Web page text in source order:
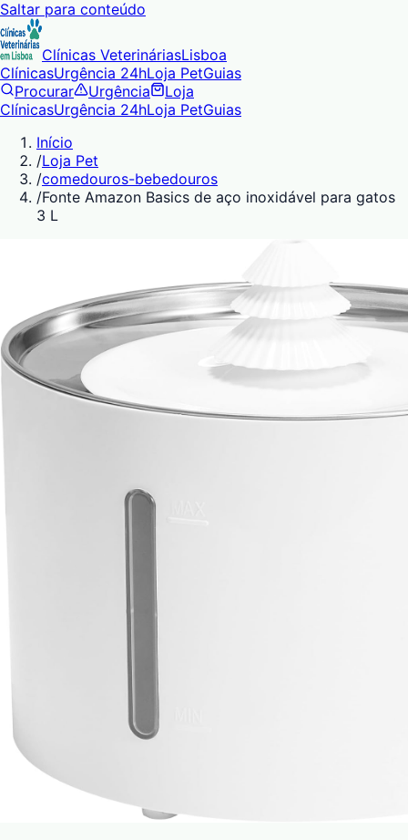
Saltar para conteúdo
Clínicas VeterináriasLisboa
ClínicasUrgência 24hLoja PetGuias
Procurar
Urgência
Loja
ClínicasUrgência 24hLoja PetGuias
Início
/Loja Pet
/comedouros-bebedouros
/Fonte Amazon Basics de aço inoxidável para gatos
3 L